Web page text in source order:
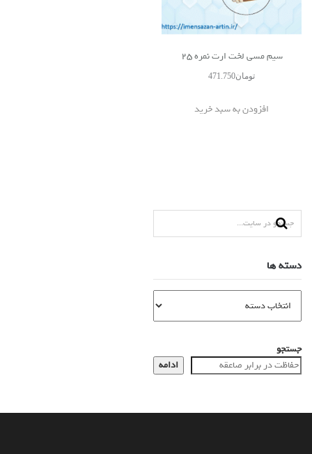
سیم مسی لخت ارت نمره 25
تومان471.750
افزودن به سبد خرید
دسته ها
جستجو
ادامه